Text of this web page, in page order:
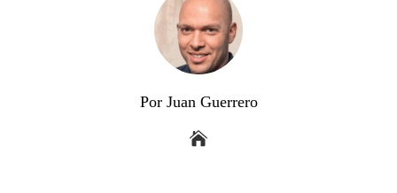
Por Juan Guerrero